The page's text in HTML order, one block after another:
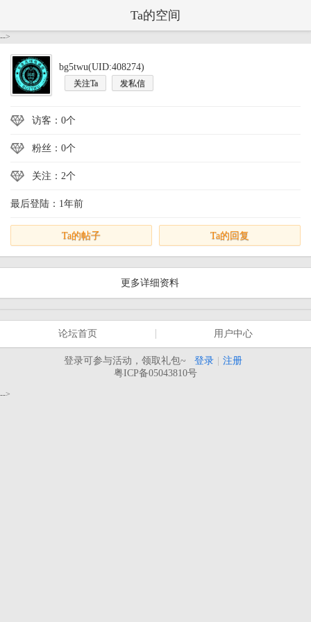
Ta的空间
-->
bg5twu(UID:408274)
关注Ta 发私信
访客：0个
粉丝：0个
关注：2个
最后登陆：1年前
Ta的帖子 Ta的回复
更多详细资料
论坛首页 用户中心
登录可参与活动，领取礼包~ 登录
注册
粤ICP备05043810号
-->